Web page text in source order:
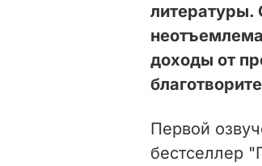
литературы.
доходы от
Первой
бестселлер